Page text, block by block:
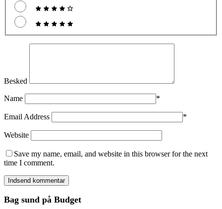
Besked
Name *
Email Address *
Website
Save my name, email, and website in this browser for the next
time I comment.
Bag sund på Budget